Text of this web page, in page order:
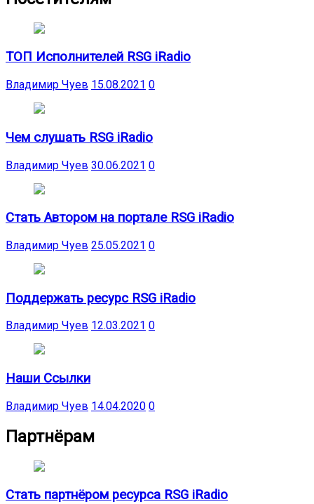
ТОП Исполнителей RSG iRadio
Владимир Чуев 15.08.2021 0
Чем слушать RSG iRadio
Владимир Чуев 30.06.2021 0
Стать Автором на портале RSG iRadio
Владимир Чуев 25.05.2021 0
Поддержать ресурс RSG iRadio
Владимир Чуев 12.03.2021 0
Наши Ссылки
Владимир Чуев 14.04.2020 0
Партнёрам
Стать партнёром ресурса RSG iRadio